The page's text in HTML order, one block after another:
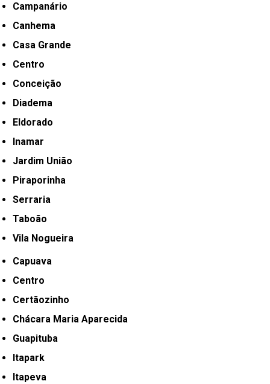
Campanário
Canhema
Casa Grande
Centro
Conceição
Diadema
Eldorado
Inamar
Jardim União
Piraporinha
Serraria
Taboão
Vila Nogueira
Capuava
Centro
Certãozinho
Chácara Maria Aparecida
Guapituba
Itapark
Itapeva